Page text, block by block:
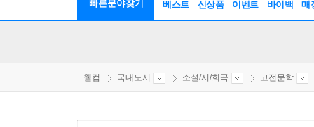
빠른분야찾기 베스트 신상품 이벤트 바이백 매
웰컴 국내도서 소설/시/희곡 고전문학